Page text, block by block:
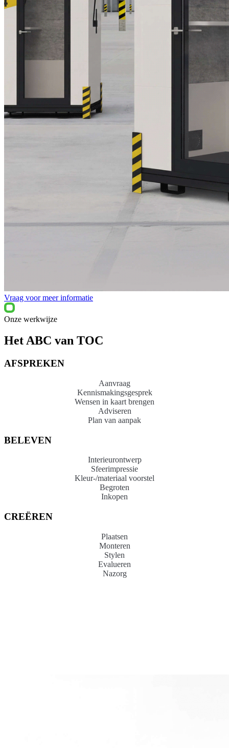
Vraag voor meer informatie
Onze werkwijze
Het ABC van TOC
AFSPREKEN
Aanvraag
Kennismakingsgesprek
Wensen in kaart brengen
Adviseren
Plan van aanpak
BELEVEN
Interieurontwerp
Sfeerimpressie
Kleur-/materiaal voorstel
Begroten
Inkopen
CREËREN
Plaatsen
Monteren
Stylen
Evalueren
Nazorg